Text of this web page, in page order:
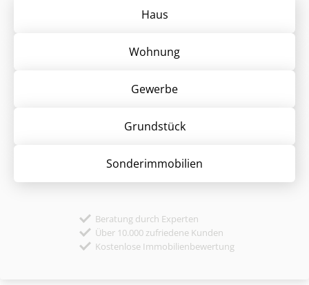
Haus
Wohnung
Gewerbe
Grund­stück
Sonder­immobilien
Beratung durch Experten
Über 10.000 zufriedene Kunden
Kostenlose Immobilienbewertung